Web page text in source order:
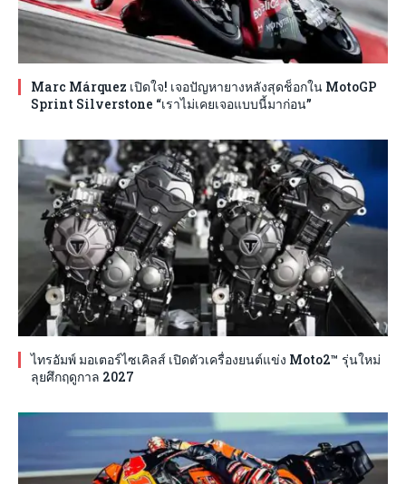
Marc Márquez เปิดใจ! เจอปัญหายางหลังสุดช็อกใน MotoGP
Sprint Silverstone “เราไม่เคยเจอแบบนี้มาก่อน”
ไทรอัมพ์ มอเตอร์ไซเคิลส์ เปิดตัวเครื่องยนต์แข่ง Moto2™ รุ่นใหม่
ลุยศึกฤดูกาล 2027